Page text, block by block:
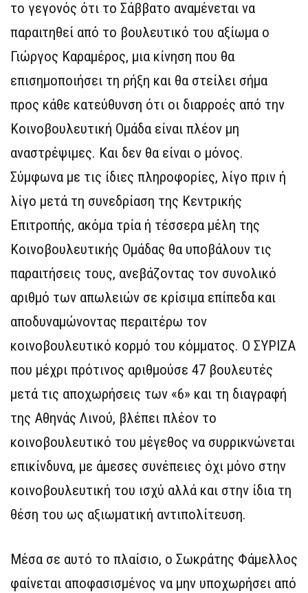
το γεγονός ότι το Σάββατο αναμένεται να
παραιτηθεί από το βουλευτικό του αξίωμα ο
Γιώργος Καραμέρος, μια κίνηση που θα
επισημοποιήσει τη ρήξη και θα στείλει σήμα
προς κάθε κατεύθυνση ότι οι διαρροές από την
Κοινοβουλευτική Ομάδα είναι πλέον μη
αναστρέψιμες. Και δεν θα είναι ο μόνος.
Σύμφωνα με τις ίδιες πληροφορίες, λίγο πριν ή
λίγο μετά τη συνεδρίαση της Κεντρικής
Επιτροπής, ακόμα τρία ή τέσσερα μέλη της
Κοινοβουλευτικής Ομάδας θα υποβάλουν τις
παραιτήσεις τους, ανεβάζοντας τον συνολικό
αριθμό των απωλειών σε κρίσιμα επίπεδα και
αποδυναμώνοντας περαιτέρω τον
κοινοβουλευτικό κορμό του κόμματος. Ο ΣΥΡΙΖΑ
που μέχρι πρότινος αριθμούσε 47 βουλευτές
μετά τις αποχωρήσεις των «6» και τη διαγραφή
της Αθηνάς Λινού, βλέπει πλέον το
κοινοβουλευτικό του μέγεθος να συρρικνώνεται
επικίνδυνα, με άμεσες συνέπειες όχι μόνο στην
κοινοβουλευτική του ισχύ αλλά και στην ίδια τη
θέση του ως αξιωματική αντιπολίτευση.
Μέσα σε αυτό το πλαίσιο, ο Σωκράτης Φάμελλος
φαίνεται αποφασισμένος να μην υποχωρήσει από